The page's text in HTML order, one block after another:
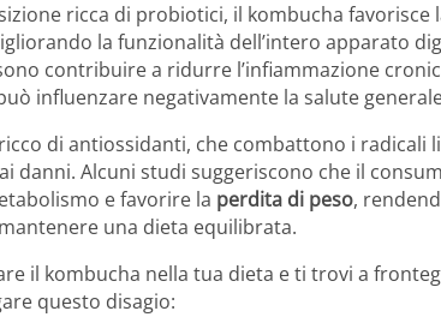
ricca di probiotici, il kombucha
la funzionalità dell’intero apparato
contribuire a ridurre l’infiammazione
influenzare negativamente la salute
di antiossidanti, che combattono i radicali
danni. Alcuni studi suggeriscono che il
e favorire la perdita di peso,
una dieta equilibrata.
il kombucha nella tua dieta e ti trovi a
questo disagio: